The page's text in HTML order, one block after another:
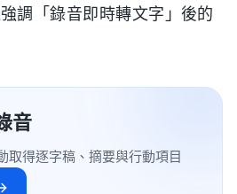
調「錄音即時轉文字」後的
音
取得逐字稿、摘要與行動項目